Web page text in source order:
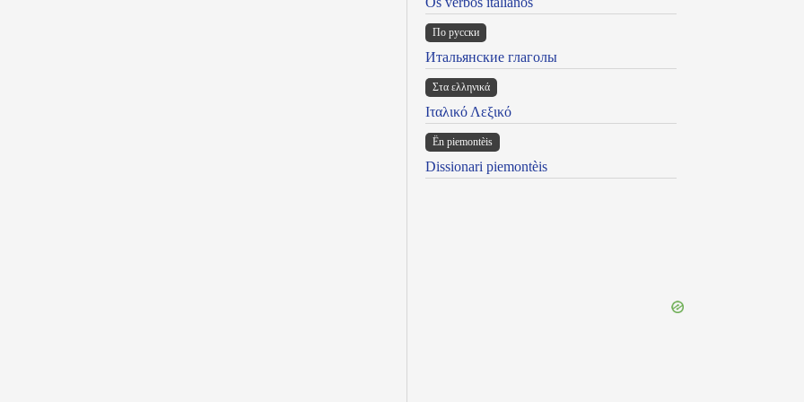
По русски
Итальянские глаголы
Στα ελληνικά
Ιταλικό Λεξικό
Ën piemontèis
Dissionari piemontèis